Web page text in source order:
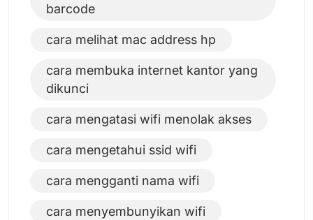
barcode
cara melihat mac address hp
cara membuka internet kantor yang
dikunci
cara mengatasi wifi menolak akses
cara mengetahui ssid wifi
cara mengganti nama wifi
cara menyembunyikan wifi